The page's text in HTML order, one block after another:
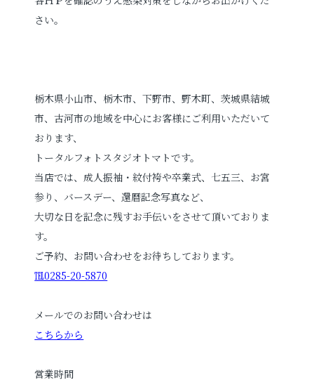
さい。
栃木県小山市、栃木市、下野市、野木町、茨城県結城
市、古河市の地域を中心にお客様にご利用いただいて
おります、
トータルフォトスタジオトマトです。
当店では、成人振袖・紋付袴や卒業式、七五三、お宮
参り、バースデー、還暦記念写真など、
大切な日を記念に残すお手伝いをさせて頂いておりま
す。
ご予約、お問い合わせをお待ちしております。
℡0285-20-5870
メールでのお問い合わせは
こちらから
営業時間